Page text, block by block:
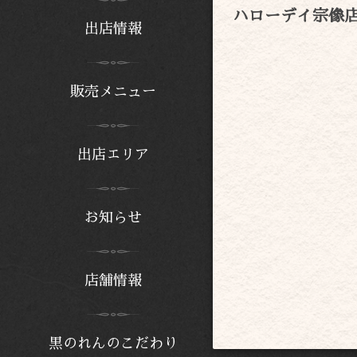
ハローデイ宗像
販売メニュー
出店エリア
お知らせ
店舗情報
黒のれんのこだわり
出店情報